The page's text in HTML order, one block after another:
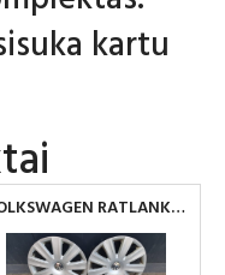
kartu
RATLANKIU
GAUBTAI R16